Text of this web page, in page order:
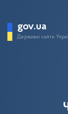
gov.ua
Державні сайти